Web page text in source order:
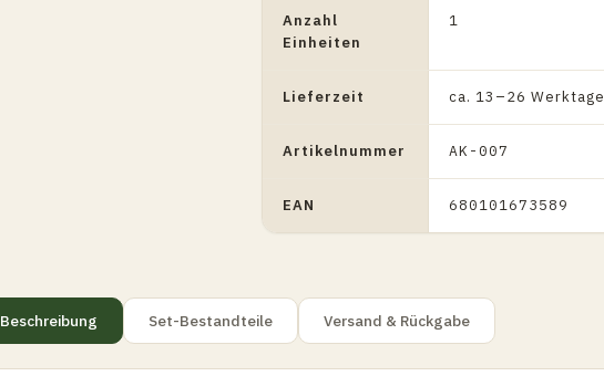
Anzahl
Einheiten
1
Lieferzeit ca. 13–26 Werktage
Artikelnummer AK-007
EAN 680101673589
Beschreibung Set-Bestandteile Versand & Rückgabe